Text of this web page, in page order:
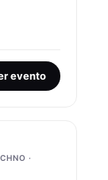
evento
·